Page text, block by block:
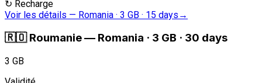
↻ Recharge
Voir les détails — Romania · 3 GB · 15 days →
🇷🇴 Roumanie— Romania · 3 GB · 30 days
3 GB